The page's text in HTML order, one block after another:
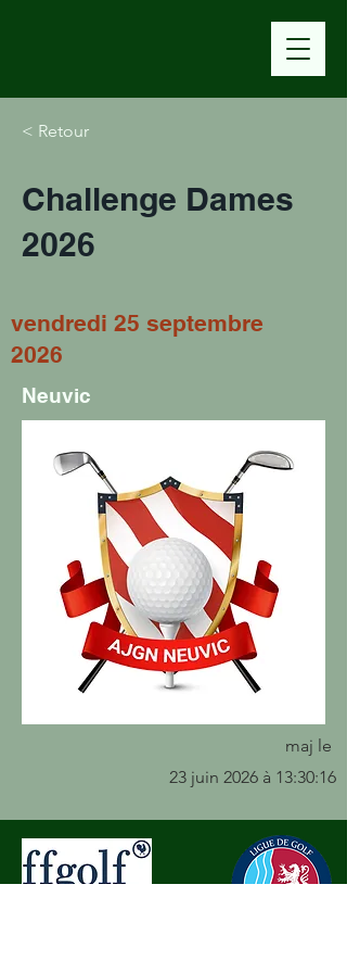
< Retour
Challenge Dames
2026
vendredi 25 septembre
2026
Neuvic
maj le
23 juin 2026 à 13:30:16